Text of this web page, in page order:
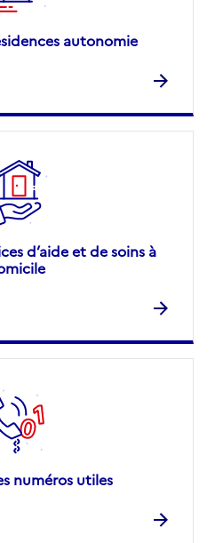
autonomie
d’aide et de soins à
numéros utiles